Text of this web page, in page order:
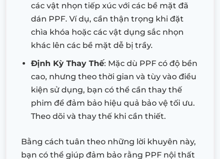
các vật nhọn tiếp xúc với các bề mặt đã
dán PPF. Ví dụ, cần thận trọng khi đặt
chìa khóa hoặc các vật dụng sắc nhọn
khác lên các bề mặt dễ bị trầy.
Định Kỳ Thay Thế: Mặc dù PPF có độ bền
cao, nhưng theo thời gian và tùy vào điều
kiện sử dụng, bạn có thể cần thay thế
phim để đảm bảo hiệu quả bảo vệ tối ưu.
Theo dõi và thay thế khi cần thiết.
Bằng cách tuân theo những lời khuyên này,
bạn có thể giúp đảm bảo rằng PPF nội thất